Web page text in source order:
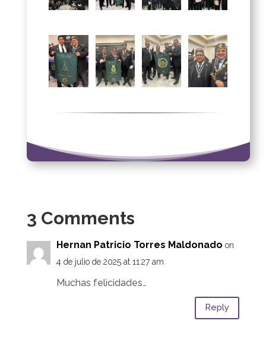
3 Comments
Hernan Patricio Torres Maldonado on
4 de julio de 2025 at 11:27 am
Muchas felicidades…
Reply